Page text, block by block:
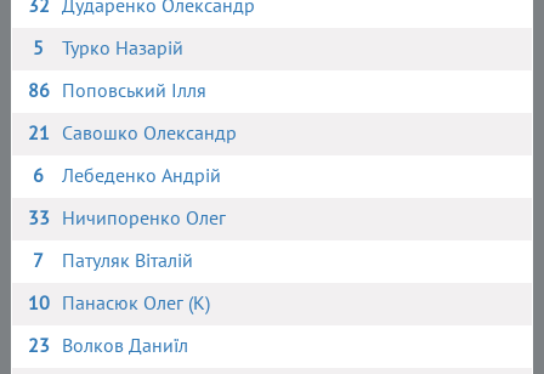
32 Дударенко Олександр
5
Турко Назарій
86 Поповський Ілля
21 Савошко Олександр
6
Лебеденко Андрій
33 Ничипоренко Олег
7
Патуляк Віталій
10 Панасюк Олег (К)
23 Волков Даниїл